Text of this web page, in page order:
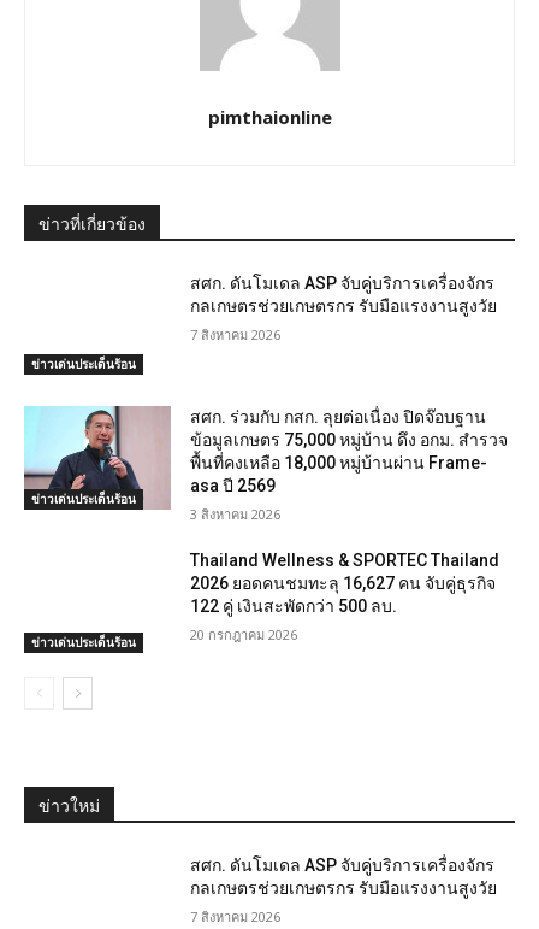
pimthaionline
ข่าวที่เกี่ยวข้อง
ข่าวเด่นประเด็นร้อน
สศก. ดันโมเดล ASP จับคู่บริการเครื่องจักร
กลเกษตรช่วยเกษตรกร รับมือแรงงานสูงวัย
7 สิงหาคม 2026
ข่าวเด่นประเด็นร้อน
สศก. ร่วมกับ กสก. ลุยต่อเนื่อง ปิดจ๊อบฐาน
ข้อมูลเกษตร 75,000 หมู่บ้าน ดึง อกม. สำรวจ
พื้นที่คงเหลือ 18,000 หมู่บ้านผ่าน Frame-
asa ปี 2569
3 สิงหาคม 2026
ข่าวเด่นประเด็นร้อน
Thailand Wellness & SPORTEC Thailand
2026 ยอดคนชมทะลุ 16,627 คน จับคู่ธุรกิจ
122 คู่ เงินสะพัดกว่า 500 ลบ.
20 กรกฎาคม 2026
ข่าวใหม่
สศก. ดันโมเดล ASP จับคู่บริการเครื่องจักร
กลเกษตรช่วยเกษตรกร รับมือแรงงานสูงวัย
7 สิงหาคม 2026